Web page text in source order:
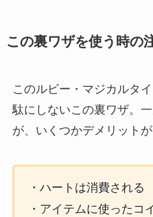
この裏ワザを使う時の
このルビー・マジカルタ
駄にしないこの裏ワザ。
が、いくつかデメリットが
・ハートは消費される
・アイテムに使ったコ